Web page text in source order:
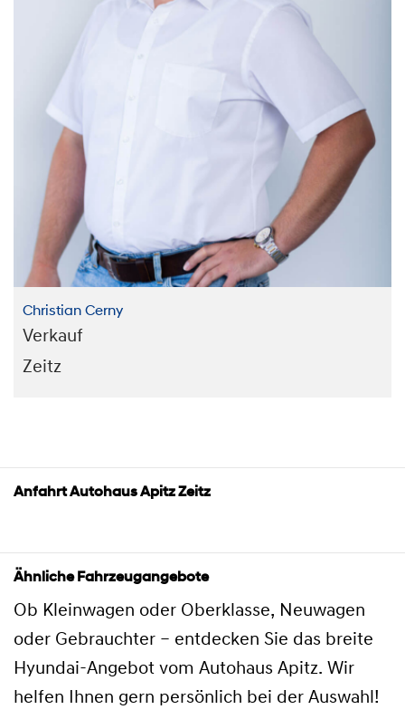
Christian Cerny
Verkauf
Zeitz
Anfahrt Autohaus Apitz Zeitz
Ähnliche Fahrzeugangebote
Ob Kleinwagen oder Oberklasse, Neuwagen
oder Gebrauchter – entdecken Sie das breite
Hyundai-Angebot vom Autohaus Apitz. Wir
helfen Ihnen gern persönlich bei der Auswahl!